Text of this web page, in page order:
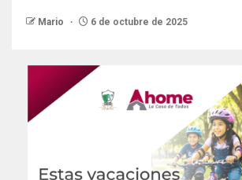
Mario 6 de octubre de 2025